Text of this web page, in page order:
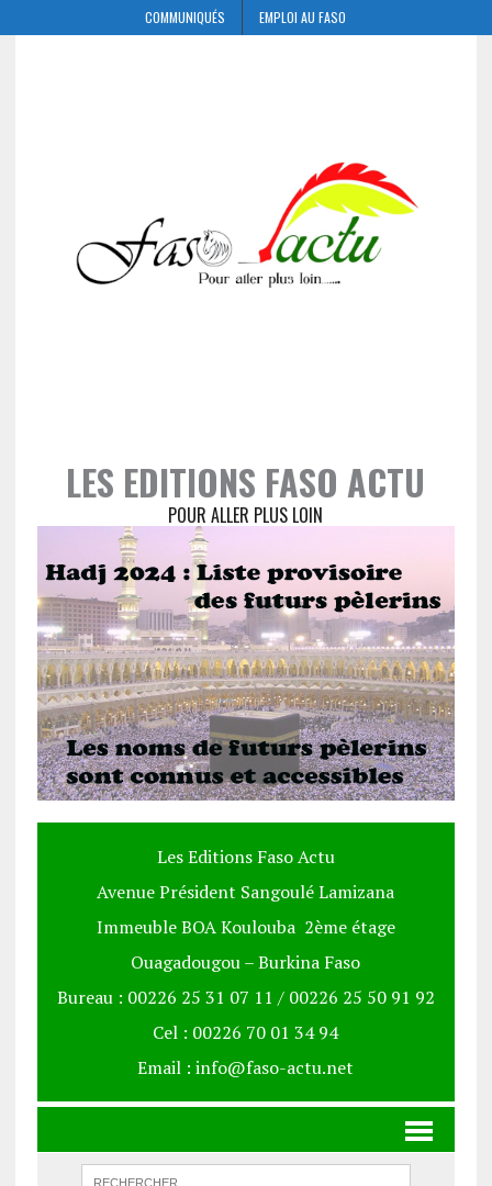
COMMUNIQUÉS EMPLOI AU FASO
LES EDITIONS FASO ACTU
POUR ALLER PLUS LOIN
Les Editions Faso Actu
Avenue Président Sangoulé Lamizana
Immeuble BOA Koulouba 2ème étage
Ouagadougou – Burkina Faso
Bureau : 00226 25 31 07 11 / 00226 25 50 91 92
Cel : 00226 70 01 34 94
Email : info@faso-actu.net